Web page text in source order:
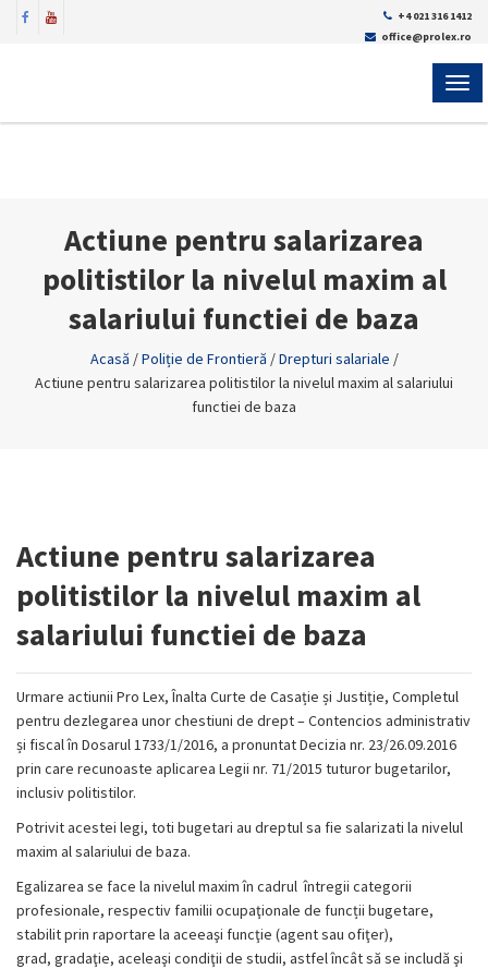
+4 021 316 1412
office@prolex.ro
Actiune pentru salarizarea
politistilor la nivelul maxim al
salariului functiei de baza
Acasă /Poliție de Frontieră /Drepturi salariale /
Actiune pentru salarizarea politistilor la nivelul maxim al salariului
functiei de baza
Actiune pentru salarizarea
politistilor la nivelul maxim al
salariului functiei de baza
Urmare actiunii Pro Lex, Înalta Curte de Casație și Justiție, Completul
pentru dezlegarea unor chestiuni de drept – Contencios administrativ
și fiscal în Dosarul 1733/1/2016, a pronuntat Decizia nr. 23/26.09.2016
prin care recunoaste aplicarea Legii nr. 71/2015 tuturor bugetarilor,
inclusiv politistilor.
Potrivit acestei legi, toti bugetari au dreptul sa fie salarizati la nivelul
maxim al salariului de baza.
Egalizarea se face la nivelul maxim în cadrul întregii categorii
profesionale, respectiv familii ocupaţionale de funcții bugetare,
stabilit prin raportare la aceeaşi funcţie (agent sau ofiţer),
grad, gradaţie, aceleaşi condiţii de studii, astfel încât să se includă şi